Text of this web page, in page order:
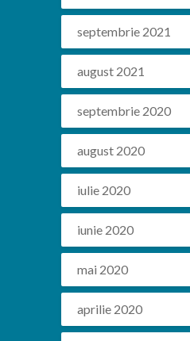
septembrie 2021
august 2021
septembrie 2020
august 2020
iulie 2020
iunie 2020
mai 2020
aprilie 2020